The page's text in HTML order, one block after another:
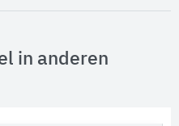
in anderen